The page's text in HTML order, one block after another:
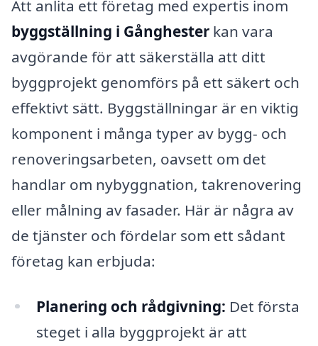
Att anlita ett företag med expertis inom
byggställning i Gånghester kan vara
avgörande för att säkerställa att ditt
byggprojekt genomförs på ett säkert och
effektivt sätt. Byggställningar är en viktig
komponent i många typer av bygg- och
renoveringsarbeten, oavsett om det
handlar om nybyggnation, takrenovering
eller målning av fasader. Här är några av
de tjänster och fördelar som ett sådant
företag kan erbjuda:
Planering och rådgivning: Det första
steget i alla byggprojekt är att